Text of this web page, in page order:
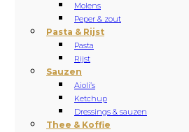
Molens
Peper & zout
Pasta & Rijst
Pasta
Rijst
Sauzen
Aioli’s
Ketchup
Dressings & sauzen
Thee & Koffie